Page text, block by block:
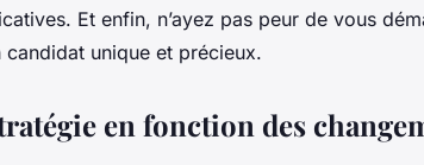
Et enfin, n’ayez pas peur de vous
unique et précieux.
en fonction des